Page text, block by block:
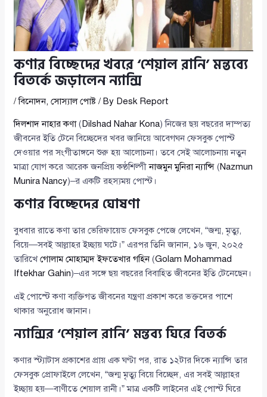
কণার বিচ্ছেদের খবরে ‘শেয়াল রানি’ মন্তব্যে
বিতর্কে জড়ালেন ন্যান্সি
/বিনোদন,সোস্যাল পোষ্ট / By Desk Report
দিলশাদ নাহার কণা( Dilshad Nahar Kona) নিজের ছয় বছরের দাম্পত্য
জীবনের ইতি টেনে বিচ্ছেদের খবর জানিয়ে আবেগঘন ফেসবুক পোস্ট
দেওয়ার পর সংগীতাঙ্গনে শুরু হয় আলোচনা। তবে সেই আলোচনায় নতুন
মাত্রা যোগ করে আরেক জনপ্রিয় কণ্ঠশিল্পীনাজমুন মুনিরা ন্যান্সি (Nazmun
Munira Nancy)–র একটি রহস্যময় পোস্ট।
কণার বিচ্ছেদের ঘোষণা
বুধবার রাতে কণা তার ভেরিফায়েড ফেসবুক পেজে লেখেন, “জন্ম, মৃত্যু,
বিয়ে—সবই আল্লাহর ইচ্ছায় ঘটে।” এরপর তিনি জানান, ১৬ জুন, ২০২৫
তারিখেগোলাম মোহাম্মদ ইফতেখার গহিন(Golam Mohammad
Iftekhar Gahin)–এর সঙ্গে ছয় বছরের বিবাহিত জীবনের ইতি টেনেছেন।
এই পোস্টে কণা ব্যক্তিগত জীবনের যন্ত্রণা প্রকাশ করে ভক্তদের পাশে
থাকার অনুরোধ জানান।
ন্যান্সির ‘শেয়াল রানি’ মন্তব্য ঘিরে বিতর্ক
কণার স্ট্যাটাস প্রকাশের প্রায় এক ঘণ্টা পর, রাত ১২টার দিকে ন্যান্সি তার
ফেসবুক প্রোফাইলে লেখেন, “জন্ম মৃত্যু বিয়ে বিচ্ছেদ, এর সবই আল্লাহর
ইচ্ছায় হয়—বাণীতে শেয়াল রানী।” মাত্র একটি লাইনের এই পোস্ট ঘিরে